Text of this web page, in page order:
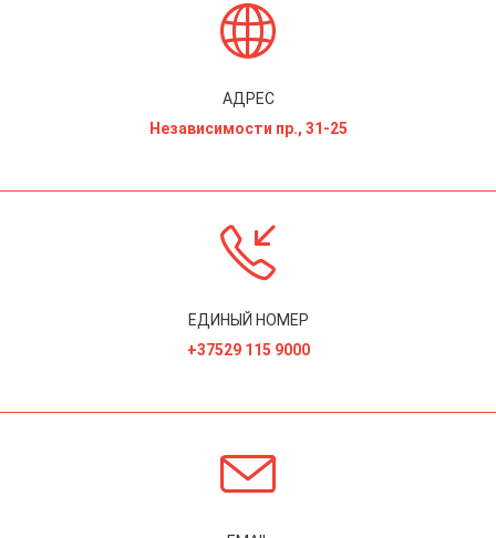
АДРЕС
Независимости пр., 31-25
ЕДИНЫЙ НОМЕР
+37529 115 9000